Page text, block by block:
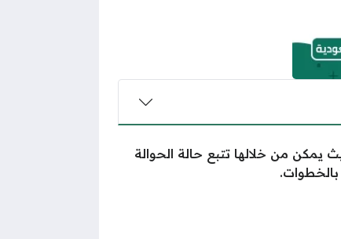
يمكن من خلالها تتبع حالة الحوالة
بالخطوات.